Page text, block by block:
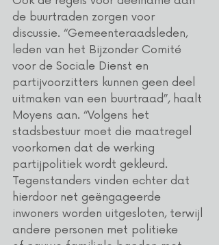
de buurtraden zorgen voor
discussie. “Gemeenteraadsleden,
leden van het Bijzonder Comité
voor de Sociale Dienst en
partijvoorzitters kunnen geen deel
uitmaken van een buurtraad”, haalt
Moyens aan. “Volgens het
stadsbestuur moet die maatregel
voorkomen dat de werking
partijpolitiek wordt gekleurd.
Tegenstanders vinden echter dat
hierdoor net geëngageerde
inwoners worden uitgesloten, terwijl
andere personen met politieke